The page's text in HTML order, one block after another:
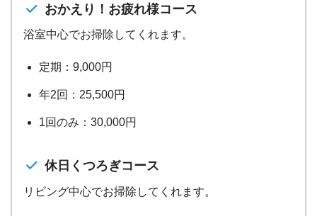
おかえり！お疲れ様コース
浴室中心でお掃除してくれます。
定期：9,000円
年2回：25,500円
1回のみ：30,000円
休日くつろぎコース
リビング中心でお掃除してくれます。